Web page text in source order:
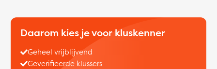
Daarom kies je voor kluskenner
Geheel vrijblijvend
Geverifieerde klussers